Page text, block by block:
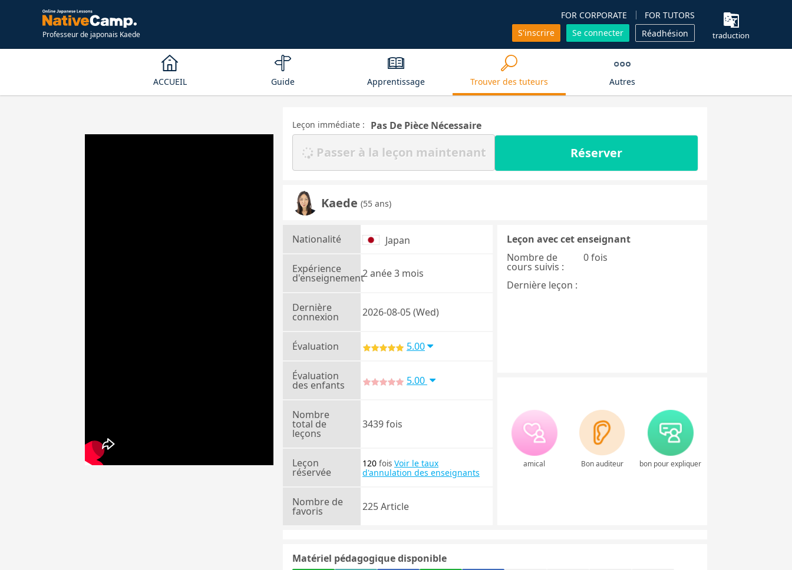
Professeur de japonais Kaede
FOR CORPORATE
FOR TUTORS
S'inscrire
Se connecter Réadhésion traduction
ACCUEIL Guide Apprentissage Trouver des tuteurs Autres
Leçon immédiate : Pas De Pièce Nécessaire
Passer à la leçon maintenant Réserver
Kaede (55 ans)
Nationalité Japan
Expérience
d'enseignement2 anée 3 mois
Dernière
connexion 2026-08-05 (Wed)
Évaluation 5.00
Évaluation
des enfants 5.00
Nombre
total de
leçons
3439 fois
Leçon
réservée
120 fois Voir le taux
d'annulation des enseignants
Nombre de
favoris 225 Article
Leçon avec cet enseignant
Nombre de
cours suivis :
0 fois
Dernière leçon :
amical Bon auditeur bon pour expliquer
Matériel pédagogique disponible